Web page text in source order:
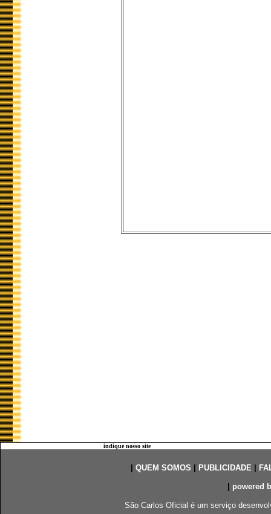
indique nosso site
QUEM SOMOS PUBLICIDADE|
powered
São Carlos Oficial é um serviço